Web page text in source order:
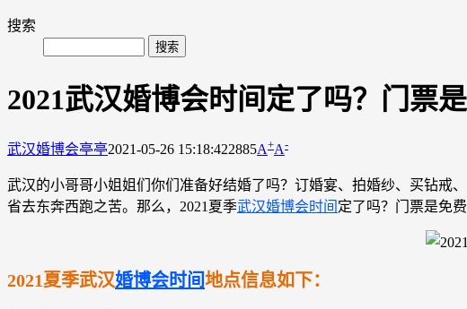
搜索
2021武汉婚博会时间定了吗？门票是
武汉婚博会亭亭2021-05-26 15:18:422885A+A-
武汉的小哥哥小姐姐们你们准备好结婚了吗？订婚宴、拍婚纱、买钻
省去东奔西跑之苦。那么，2021夏季武汉婚博会时间 定了吗？门票是免
2021夏季武汉婚博会时间 地点信息如下：